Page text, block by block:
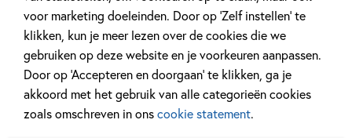
voor marketing doeleinden. Door op ‘Zelf instellen’ te
klikken, kun je meer lezen over de cookies die we
gebruiken op deze website en je voorkeuren aanpassen.
Door op ‘Accepteren en doorgaan’ te klikken, ga je
akkoord met het gebruik van alle categorieën cookies
zoals omschreven in onscookie statement.
Meer van deze auteur